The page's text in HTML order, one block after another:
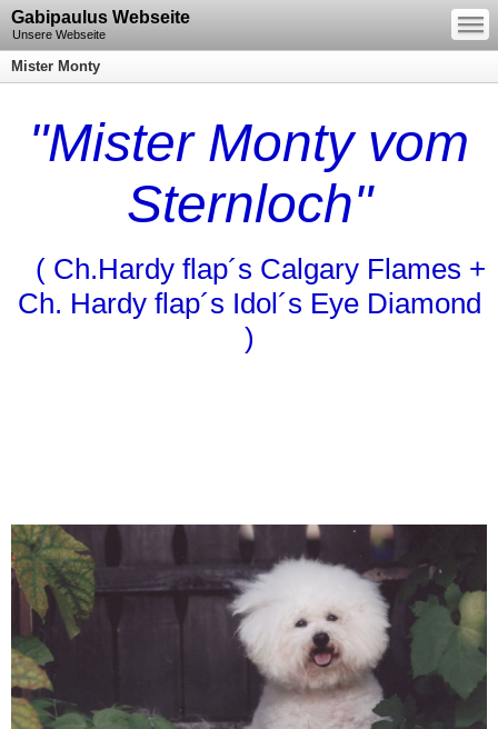
Gabipaulus Webseite
Unsere Webseite
—
—
—
Mister Monty
"Mister Monty vom
Sternloch"
( Ch.Hardy flap´s Calgary Flames +
Ch. Hardy flap´s Idol´s Eye Diamond
)